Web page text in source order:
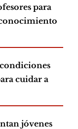
para
cuidar a
jóvenes